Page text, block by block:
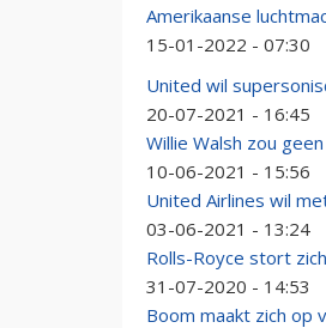
Amerikaanse
15-01-2022 - 07:30
United wil
20-07-2021 - 16:45
Willie Walsh zou
10-06-2021 - 15:56
United Airlines wil
03-06-2021 - 13:24
Rolls-Royce stort
31-07-2020 - 14:53
Boom maakt zich op